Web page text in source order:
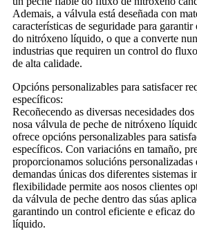
Ademais, a válvula está deseñada con
características de seguridade para
do nitróxeno líquido, o que a converte
industrias que requiren un control do
de alta calidade.
Opcións personalizables para satisfacer
específicos:
Recoñecendo as diversas necesidades
nosa válvula de peche de nitróxeno
ofrece opcións personalizables para
específicos. Con variacións en tamaño,
proporcionamos solucións personalizadas
demandas únicas dos diferentes sistemas
flexibilidade permite aos nosos clientes
da válvula de peche dentro das súas
garantindo un control eficiente e eficaz
líquido.